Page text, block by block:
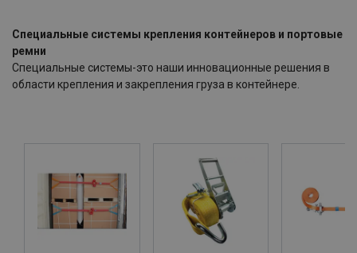
Специальные системы крепления контейнеров и портовые
ремни
Специальные системы-это наши инновационные решения в
области крепления и закрепления груза в контейнере.